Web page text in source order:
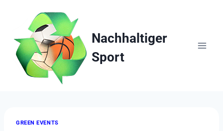
springen
Nachhaltiger
Sport
GREEN EVENTS